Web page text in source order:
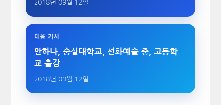
2018년 09월 12일
다음 기사
안하나, 숭실대학교, 선화예술 중, 고등학
교 출강
2018년 09월 12일